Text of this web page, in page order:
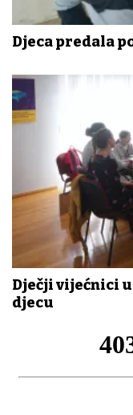
Djeca predala
Dječji vijećnici
djecu